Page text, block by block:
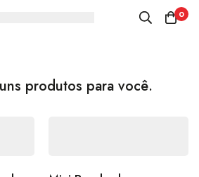
0
produtos para você.